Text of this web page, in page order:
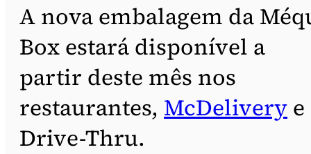
A nova embalagem da
Box estará disponível a
partir deste mês nos
restaurantes, McDelivery e
Drive-Thru.